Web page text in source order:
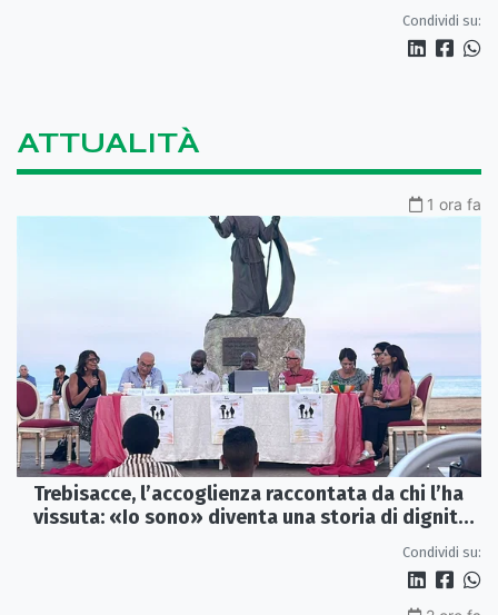
Condividi su:
ATTUALITÀ
1 ora fa
Trebisacce, l’accoglienza raccontata da chi l’ha
vissuta: «Io sono» diventa una storia di dignità
Condividi su: